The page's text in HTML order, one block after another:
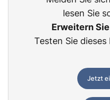
lesen Sie
Erweitern
Testen Sie
Jetzt